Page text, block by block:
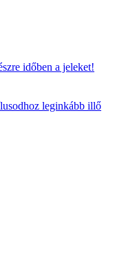
időben a jeleket!
leginkább illő